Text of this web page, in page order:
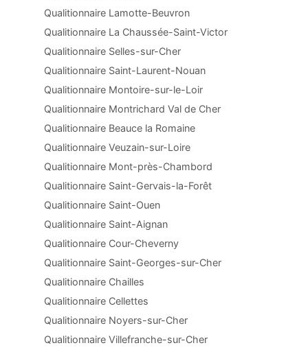
Qualitionnaire Lamotte-Beuvron
Qualitionnaire La Chaussée-Saint-Victor
Qualitionnaire Selles-sur-Cher
Qualitionnaire Saint-Laurent-Nouan
Qualitionnaire Montoire-sur-le-Loir
Qualitionnaire Montrichard Val de Cher
Qualitionnaire Beauce la Romaine
Qualitionnaire Veuzain-sur-Loire
Qualitionnaire Mont-près-Chambord
Qualitionnaire Saint-Gervais-la-Forêt
Qualitionnaire Saint-Ouen
Qualitionnaire Saint-Aignan
Qualitionnaire Cour-Cheverny
Qualitionnaire Saint-Georges-sur-Cher
Qualitionnaire Chailles
Qualitionnaire Cellettes
Qualitionnaire Noyers-sur-Cher
Qualitionnaire Villefranche-sur-Cher